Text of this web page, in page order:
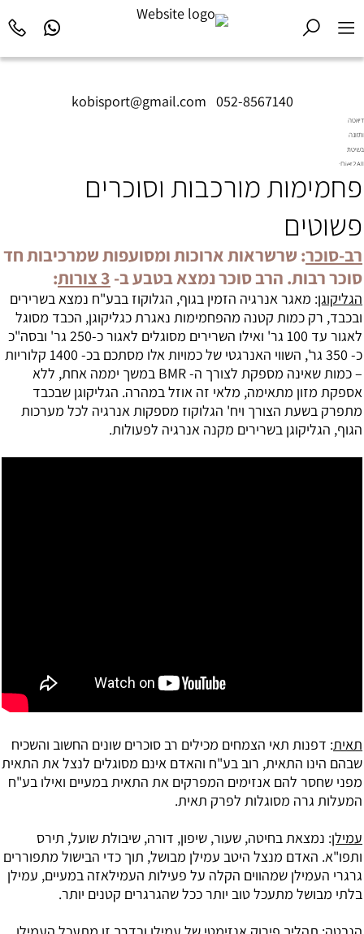
kobisport@gmail.com 052-8567140
דיאטה
ותזונה
בשיטת
Diet2All:
שמאחורי
המושלם.
פחמימות מורכבות וסוכרים
פשוטים
רב-סוכר: שרשראות ארוכות ומסועפות שמרכיבות חד
סוכר רבות. הרב סוכר נמצא בטבע ב- 3 צורות :
הגליקוגן: מאגר אנרגיה הזמין בגוף, הגלוקוז בבע"ח נמצא בשרירים
ובכבד, רק כמות קטנה מהפחמימות נאגרת כגליקוגן, הכבד מסוגל
לאגור עד 100 גר' ואילו השרירים מסוגלים לאגור כ-250 גר' ובסה"כ
כ- 350 גר', השווי האנרגטי של כמויות אלו מסתכם בכ- 1400 קלוריות
– כמות שאינה מספקת לצורך ה- BMR במשך יממה אחת, ללא
אספקת מזון מתאימה, מלאי זה אוזל במהרה. הגליקוגן שבכבד
מתפרק בשעת הצורך ויח' הגלוקוז מספקות אנרגיה לכל מערכות
הגוף, הגליקוגן בשרירים מקנה אנרגיה לפעולות.
תאית: דפנות תאי הצמחים מכילים רב סוכרים שונים החשוב והשכיח
שבהם הינו התאית, רוב בע"ח והאדם אינם מסוגלים לנצל את התאית
מפני שחסר להם אנזימים המפרקים את התאית במעיים ואילו בע"ח
המעלות גרה מסוגלות לפרק תאית.
עמילן: נמצאת בחיטה, שעור, שיפון, דורה, שיבולת שועל, תירס
ותפו"א. האדם מנצל היטב עמילן מבושל, תוך כדי הבישול מתפוררים
גרגרי העמילן שמהווים הקלה על פעילות העמילאזה במעיים, עמילן
בלתי מבושל מתעכל טוב יותר ככל שהגרגרים קטנים יותר.